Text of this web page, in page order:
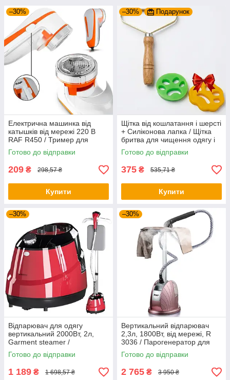
–30%
Електрична машинка від
катышків від мережі 220 В
RAF R450 / Тример для
тканин / Машинка проти
катышків / Електричний
Готово до відправки
209 ₴ 298,57 ₴
Купити
–30% Подарунок
Щітка від кошлатання і шерсті
+ Силіконова лапка / Щітка
бритва для чищення одягу і
килимів від шерсті
Готово до відправки
375 ₴ 535,71 ₴
Купити
–30%
Відпарювач для одягу
вертикальний 2000Вт, 2л,
Garment steamer /
Підлоговий паровідпарювач
Готово до відправки
1 189 ₴ 1 698,57 ₴
–30%
Вертикальний відпарювач
2,3л, 1800Вт, від мережі, R
3036 / Парогенератор для
одягу / Система для
прасування
Готово до відправки
2 765 ₴ 3 950 ₴